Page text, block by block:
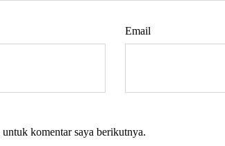
Email
komentar saya berikutnya.